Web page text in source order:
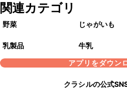
関連カテゴリ
野菜 じゃがいも
乳製品
牛乳
アプリをダウン
クラシルの公式